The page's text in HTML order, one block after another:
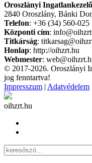
Oroszlányi
2840 Oroszlány, Bánki
Telefon: +36 (34) 560-025
Központi cím:
Titkárság:
Honlap: http://oihzrt.hu
Webmester:
© 2017-2026. Oroszlányi
jog fenntartva!
Impresszum | Adatvédelem
oihzrt.hu